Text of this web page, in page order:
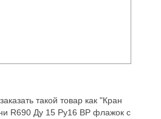
такой товар как "Кран
R690 Ду 15 Ру16 ВР флажок с